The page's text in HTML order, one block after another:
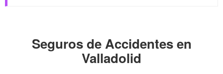
Seguros de Accidentes en
Valladolid